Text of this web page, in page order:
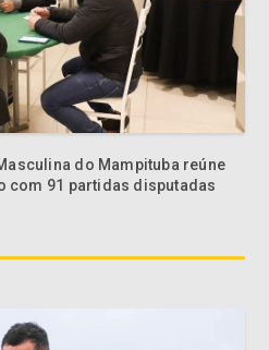
do Mampituba reúne
com 91 partidas disputadas